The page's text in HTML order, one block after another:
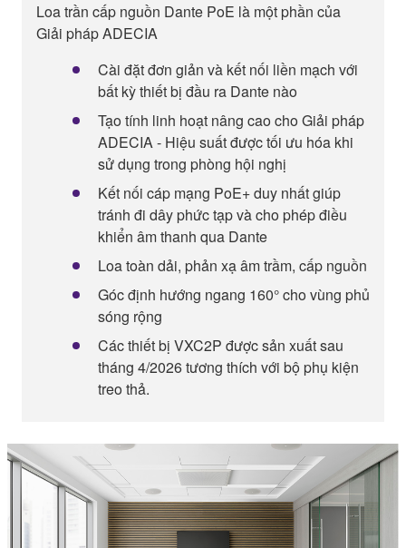
Loa trần cấp nguồn Dante PoE là một phần của
Giải pháp ADECIA
Cài đặt đơn giản và kết nối liền mạch với
bất kỳ thiết bị đầu ra Dante nào
Tạo tính linh hoạt nâng cao cho Giải pháp
ADECIA - Hiệu suất được tối ưu hóa khi
sử dụng trong phòng hội nghị
Kết nối cáp mạng PoE+ duy nhất giúp
tránh đi dây phức tạp và cho phép điều
khiển âm thanh qua Dante
Loa toàn dải, phản xạ âm trầm, cấp nguồn
Góc định hướng ngang 160° cho vùng phủ
sóng rộng
Các thiết bị VXC2P được sản xuất sau
tháng 4/2026 tương thích với bộ phụ kiện
treo thả.